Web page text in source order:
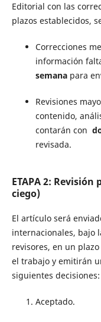
Editorial con las
plazos establecidos,
Correcciones
información
semanapara
Revisiones
contenido,
contarán con
revisada.
ETAPA 2:
ciego)
El artículo será
internacionales, bajo
revisores, en un
el trabajo y emitirán
siguientes decisiones:
Aceptado.